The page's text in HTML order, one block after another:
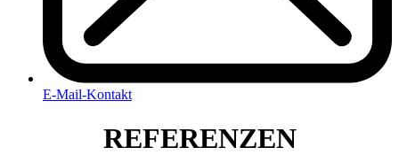
E-Mail-Kontakt
REFERENZEN